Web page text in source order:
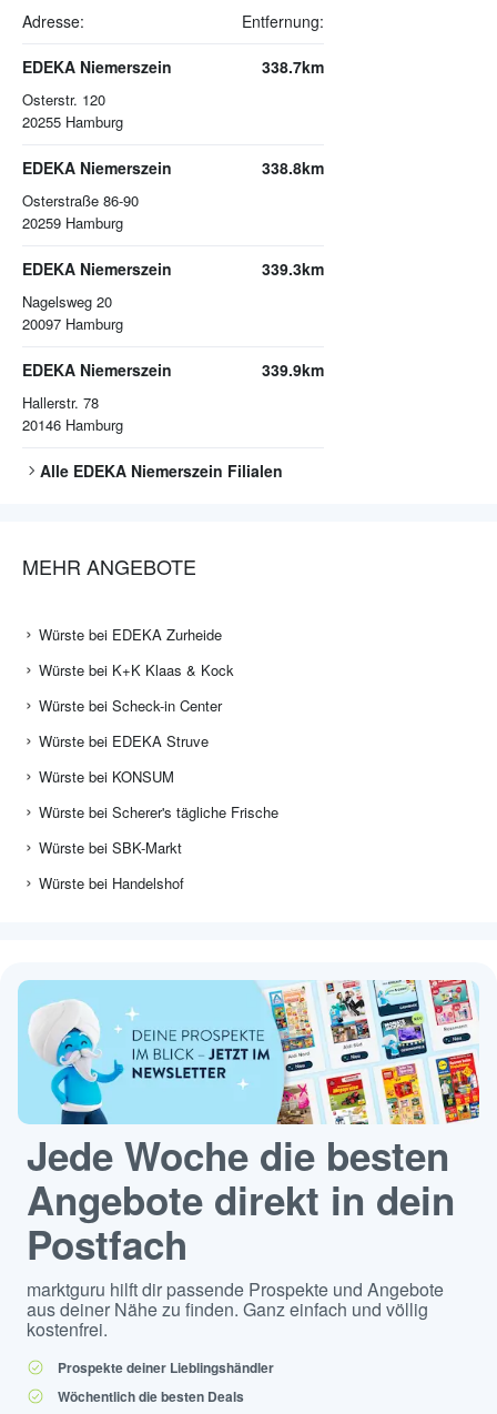
Adresse: Entfernung:
EDEKA Niemerszein
Osterstr. 120
20255 Hamburg
338.7km
EDEKA Niemerszein
Osterstraße 86-90
20259 Hamburg
338.8km
EDEKA Niemerszein
Nagelsweg 20
20097 Hamburg
339.3km
EDEKA Niemerszein
Hallerstr. 78
20146 Hamburg
339.9km
Alle EDEKA Niemerszein Filialen
MEHR ANGEBOTE
Würste bei EDEKA Zurheide
Würste bei K+K Klaas & Kock
Würste bei Scheck-in Center
Würste bei EDEKA Struve
Würste bei KONSUM
Würste bei Scherer's tägliche Frische
Würste bei SBK-Markt
Würste bei Handelshof
Jede Woche die besten
Angebote direkt in dein
Postfach
marktguru hilft dir passende Prospekte und Angebote
aus deiner Nähe zu finden. Ganz einfach und völlig
kostenfrei.
Prospekte deiner Lieblingshändler
Wöchentlich die besten Deals